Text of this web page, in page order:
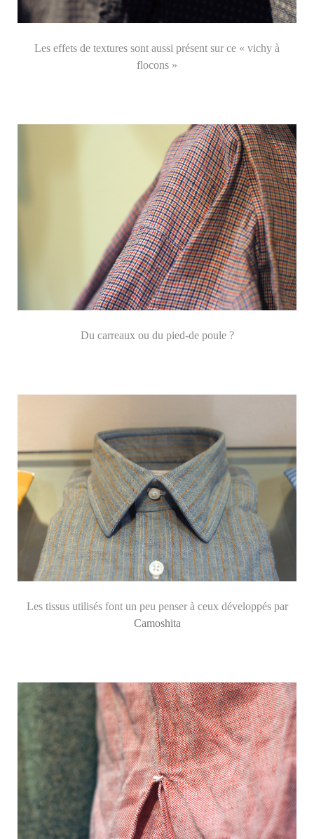
Les effets de textures sont aussi présent sur ce « vichy à
flocons »
Du carreaux ou du pied-de poule ?
Les tissus utilisés font un peu penser à ceux développés par
Camoshita